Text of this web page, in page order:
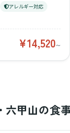
アレルギー対応
¥14,520〜
六甲山の食